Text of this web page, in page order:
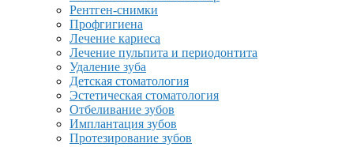
Рентген-снимки
Профгигиена
Лечение кариеса
Лечение пульпита и периодонтита
Удаление зуба
Детская стоматология
Эстетическая стоматология
Отбеливание зубов
Имплантация зубов
Протезирование зубов